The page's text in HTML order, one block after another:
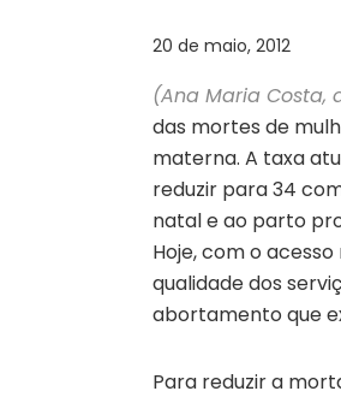
20 de maio, 2012
(Ana Maria Costa,
das mortes de
materna. A taxa
reduzir para 34
natal e ao parto
Hoje, com o
qualidade dos
abortamento que
Para reduzir a